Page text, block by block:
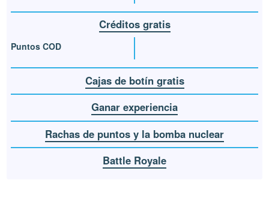
Créditos gratis
Puntos COD
Cajas de botín gratis
Ganar experiencia
Rachas de puntos y la bomba nuclear
Battle Royale